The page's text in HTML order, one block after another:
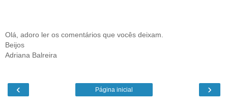
Olá, adoro ler os comentários que vocês deixam.
Beijos
Adriana Balreira
‹ ›
Página inicial